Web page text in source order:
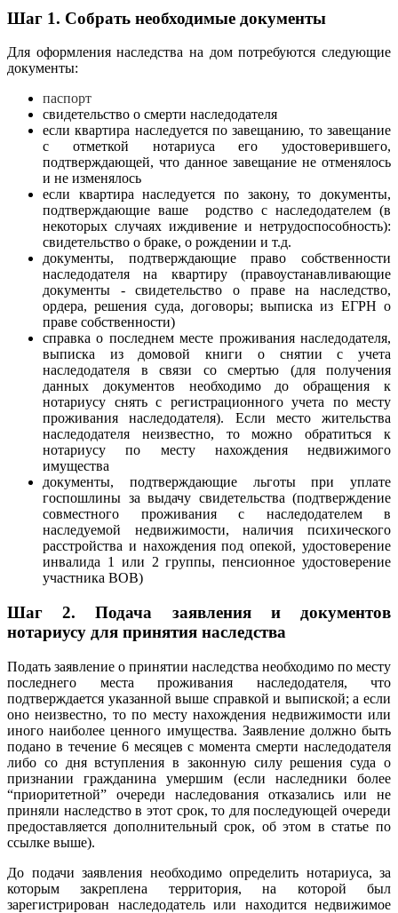
Шаг 1. Собрать необходимые документы
Для оформления наследства на дом потребуются следующие
документы:
паспорт
свидетельство о смерти наследодателя
если квартира наследуется по завещанию, то завещание
с отметкой нотариуса его удостоверившего,
подтверждающей, что данное завещание не отменялось
и не изменялось
если квартира наследуется по закону, то документы,
подтверждающие ваше родство с наследодателем (в
некоторых случаях иждивение и нетрудоспособность):
свидетельство о браке, о рождении и т.д.
документы, подтверждающие право собственности
наследодателя на квартиру (правоустанавливающие
документы - свидетельство о праве на наследство,
ордера, решения суда, договоры; выписка из ЕГРН о
праве собственности)
справка о последнем месте проживания наследодателя,
выписка из домовой книги о снятии с учета
наследодателя в связи со смертью (для получения
данных документов необходимо до обращения к
нотариусу снять с регистрационного учета по месту
проживания наследодателя). Если место жительства
наследодателя неизвестно, то можно обратиться к
нотариусу по месту нахождения недвижимого
имущества
документы, подтверждающие льготы при уплате
госпошлины за выдачу свидетельства (подтверждение
совместного проживания с наследодателем в
наследуемой недвижимости, наличия психического
расстройства и нахождения под опекой, удостоверение
инвалида 1 или 2 группы, пенсионное удостоверение
участника ВОВ)
Шаг 2.
Подача заявления и документов
нотариусу для принятия наследства
Подать заявление о принятии наследства необходимо по месту
последнего места проживания наследодателя, что
подтверждается указанной выше справкой и выпиской; а если
оно неизвестно, то по месту нахождения недвижимости или
иного наиболее ценного имущества. Заявление должно быть
подано в течение 6 месяцев с момента смерти наследодателя
либо со дня вступления в законную силу решения суда о
признании гражданина умершим (если наследники более
“приоритетной” очереди наследования отказались или не
приняли наследство в этот срок, то для последующей очереди
предоставляется дополнительный срок, об этом в статье по
ссылке выше).
До подачи заявления необходимо определить нотариуса, за
которым закреплена территория, на которой был
зарегистрирован наследодатель или находится недвижимое